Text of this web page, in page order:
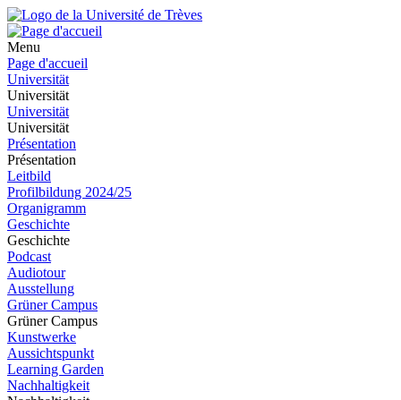
Menu
Page d'accueil
Universität
Universität
Universität
Universität
Présentation
Présentation
Leitbild
Profilbildung 2024/25
Organigramm
Geschichte
Geschichte
Podcast
Audiotour
Ausstellung
Grüner Campus
Grüner Campus
Kunstwerke
Aussichtspunkt
Learning Garden
Nachhaltigkeit